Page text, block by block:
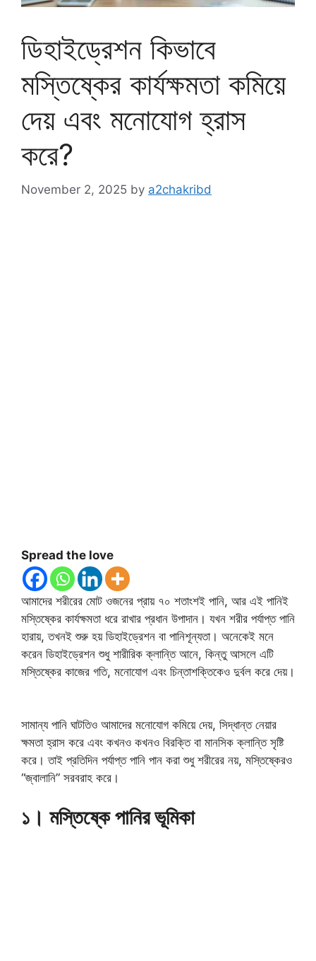
ডিহাইড্রেশন কিভাবে
মস্তিষ্কের কার্যক্ষমতা কমিয়ে
দেয় এবং মনোযোগ হ্রাস
করে?
November 2, 2025 by a2chakribd
Spread the love
আমাদের শরীরের মোট ওজনের প্রায় ৭০ শতাংশই পানি, আর এই পানিই
মস্তিষ্কের কার্যক্ষমতা ধরে রাখার প্রধান উপাদান। যখন শরীর পর্যাপ্ত পানি
হারায়, তখনই শুরু হয় ডিহাইড্রেশন বা পানিশূন্যতা। অনেকেই মনে
করেন ডিহাইড্রেশন শুধু শারীরিক ক্লান্তি আনে, কিন্তু আসলে এটি
মস্তিষ্কের কাজের গতি, মনোযোগ এবং চিন্তাশক্তিকেও দুর্বল করে দেয়।
সামান্য পানি ঘাটতিও আমাদের মনোযোগ কমিয়ে দেয়, সিদ্ধান্ত নেয়ার
ক্ষমতা হ্রাস করে এবং কখনও কখনও বিরক্তি বা মানসিক ক্লান্তি সৃষ্টি
করে। তাই প্রতিদিন পর্যাপ্ত পানি পান করা শুধু শরীরের নয়, মস্তিষ্কেরও
“জ্বালানি” সরবরাহ করে।
১। মস্তিষ্কে পানির ভূমিকা